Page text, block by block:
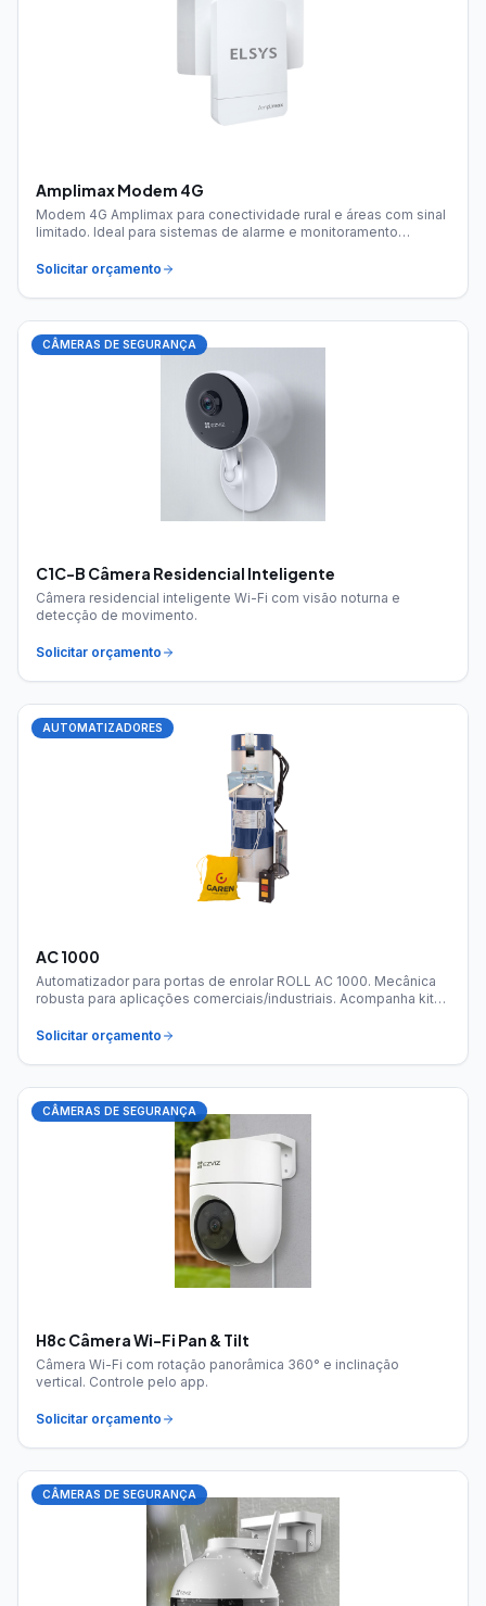
Amplimax Modem 4G
Modem 4G Amplimax para conectividade rural e áreas com sinal
limitado. Ideal para sistemas de alarme e monitoramento
Solicitar orçamento
CÂMERAS DE SEGURANÇA
C1C-B Câmera Residencial Inteligente
Câmera residencial inteligente Wi-Fi com visão noturna e
detecção de movimento.
Solicitar orçamento
AUTOMATIZADORES
AC 1000
Automatizador para portas de enrolar ROLL AC 1000. Mecânica
robusta para aplicações comerciais/industriais. Acompanha kit
Solicitar orçamento
CÂMERAS DE SEGURANÇA
H8c Câmera Wi-Fi Pan & Tilt
Câmera Wi-Fi com rotação panorâmica 360° e inclinação
vertical. Controle pelo app.
Solicitar orçamento
CÂMERAS DE SEGURANÇA